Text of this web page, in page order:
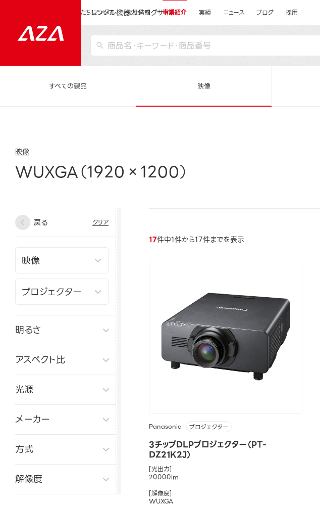
レンタル機器カタログサイト
私たちについて 会社情報 事業紹介 実績 ニュース ブログ 採用
すべての製品 映像
映像
WUXGA（1920×1200）
戻る クリア
明るさ
アスペクト比
光源
メーカー
方式
解像度
17件中1件から17件までを表示
Panasonic プロジェクター
3チップDLPプロジェクター（PT-
DZ21K2J）
[光出力]
20000lm
[解像度]
WUXGA